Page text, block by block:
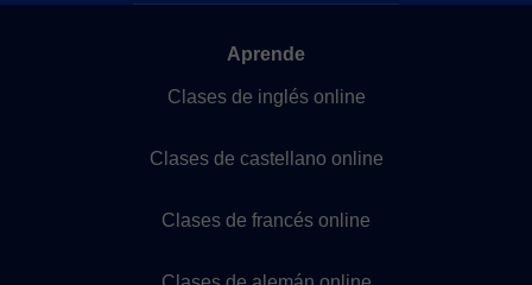
Dar clases online
Test de nivel idiomas
Blog